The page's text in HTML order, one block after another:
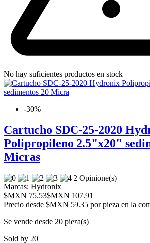
No hay suficientes productos en stock
-30%
Cartucho SDC-25-2020
Polipropileno 2.5"x20"
Micras
2 Opinione(s)
Marcas: Hydronix
$MXN 75.53$MXN 107.91
Precio desde $MXN 59.35 por pieza en la
Se vende desde 20 pieza(s)
Sold by 20